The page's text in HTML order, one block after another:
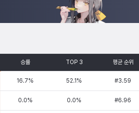
승률 TOP 3 평균 순위
16.7% 52.1 % #3.59
0.0% 0.0% #6.96